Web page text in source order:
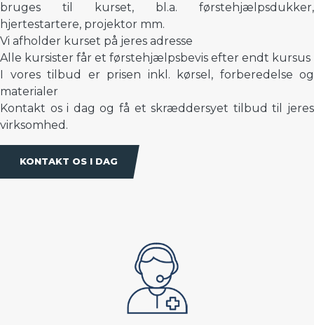
bruges til kurset, bl.a. førstehjælpsdukker,
hjertestartere, projektor mm.
Vi afholder kurset på jeres adresse
Alle kursister får et førstehjælpsbevis efter endt kursus
I vores tilbud er prisen inkl. kørsel, forberedelse og
materialer
Kontakt os i dag og få et skræddersyet tilbud til jeres
virksomhed.
KONTAKT OS I DAG